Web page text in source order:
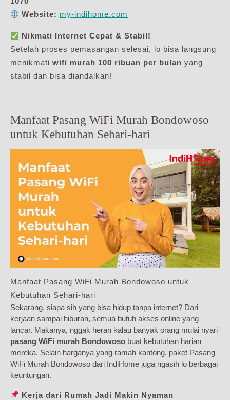
Website: my-indihome.com
Nikmati Internet Cepat & Stabil!
Setelah proses pemasangan selesai, lo bisa langsung
menikmati wifi murah 100 ribuan per bulan yang
stabil dan bisa diandalkan!
Manfaat Pasang WiFi Murah Bondowoso
untuk Kebutuhan Sehari-hari
Manfaat Pasang WiFi Murah Bondowoso untuk
Kebutuhan Sehari-hari
Sekarang, siapa sih yang bisa hidup tanpa internet? Dari
kerjaan sampai hiburan, semua butuh akses online yang
lancar. Makanya, nggak heran kalau banyak orang mulai nyari
pasang WiFi murah Bondowoso buat kebutuhan harian
mereka. Selain harganya yang ramah kantong, paket Pasang
WiFi Murah Bondowoso dari IndiHome juga ngasih lo berbagai
keuntungan.
Kerja dari Rumah Jadi Makin Nyaman